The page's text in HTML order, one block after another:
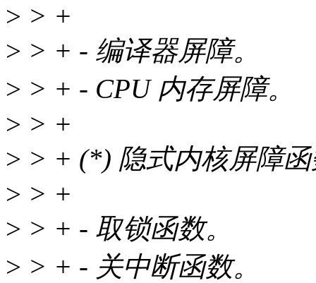
> > +
> > + - 编译器屏障。
> > + - CPU 内存屏障。
> > +
> > + (*) 隐式内核屏障
> > +
> > + - 取锁函数。
> > + - 关中断函数。